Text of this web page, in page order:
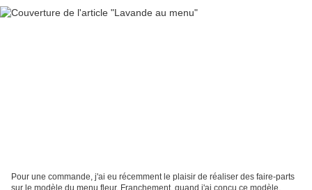
Pour une commande, j'ai eu récemment le plaisir de réaliser des faire-parts
sur le modèle du menu fleur. Franchement, quand j'ai conçu ce modèle,